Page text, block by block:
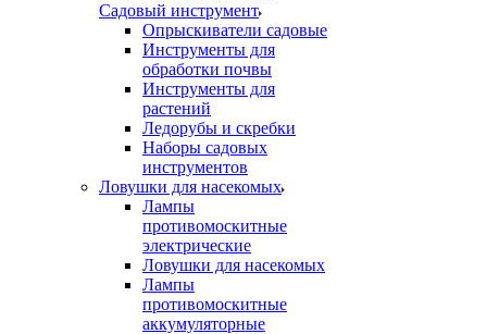
Садовый инструмент
Опрыскиватели садовые
Инструменты для
обработки почвы
Инструменты для
растений
Ледорубы и скребки
Наборы садовых
инструментов
Ловушки для насекомых
Лампы
противомоскитные
электрические
Ловушки для насекомых
Лампы
противомоскитные
аккумуляторные